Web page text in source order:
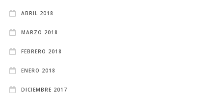
ABRIL 2018
MARZO 2018
FEBRERO 2018
ENERO 2018
DICIEMBRE 2017